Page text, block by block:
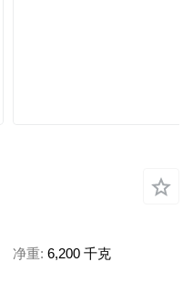
净重 6,200 千克